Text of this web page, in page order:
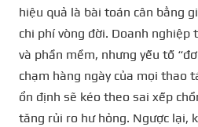
hiệu quả là bài toán cân bằng
chi phí vòng đời. Doanh nghiệp
và phần mềm, nhưng yếu tố
chạm hàng ngày của mọi thao
ổn định sẽ kéo theo sai xếp
tăng rủi ro hư hỏng. Ngược lại,